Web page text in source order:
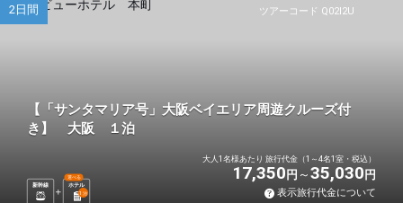
ツアーコード Q02I2U
2日間
【「サンタマリア号」大阪ベイエリア周遊クルーズ付
き】 大阪 １泊
新幹線 ホテル
選べる
1 泊
大人1名様あたり 旅行代金（1～4名1室・税込）
17,350 円 35,030 円
表示旅行代金について